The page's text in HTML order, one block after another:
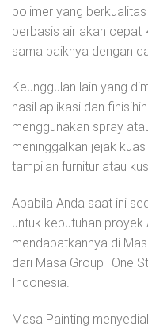
polimer yang
berbasis air akan cepat
sama baiknya dengan
Keunggulan lain yang
hasil aplikasi dan
menggunakan spray
meninggalkan jejak
tampilan furnitur atau
Apabila Anda saat ini
untuk kebutuhan proyek
mendapatkannya di
dari Masa Group–One
Indonesia.
Masa Painting